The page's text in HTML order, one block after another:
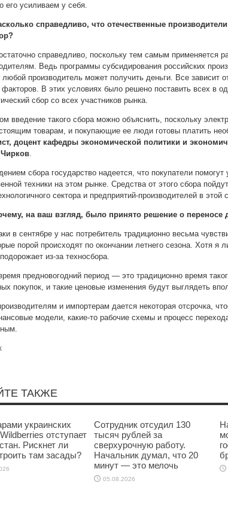
его усиливаем у себя.
справедливо, что отечественные производители
справедливо, поскольку тем самым применяется
Ведь программы субсидирования российских
любой производитель может получить деньги. Все зависит
факторов. В этих условиях было решено поставить всех в
сбор со всех участников рынка.
введение такого сбора можно объяснить, поскольку
товарам, и покупающие ее люди готовы платить
доцент кафедры экономической политики и
.
сбора государство надеется, что покупатели помогут
техники на этом рынке. Средства от этого сбора
сектора и предприятий-производителей в этой
на ваш взгляд, было принято решение о переносе
в сентябре у нас потребитель традиционно весьма
порой происходят по окончании летнего сезона. Хотя я
из-за техносбора.
предновогодний период — это традиционно время
покупок, и такие ценовые изменения будут выглядеть
и импортерам дается некоторая отсрочка,
модели, какие-то рабочие схемы и процесс
ТАКЖЕ
украинских
отступает
Рискнет ли
там засады?
Сотрудник отсудил 130
тысяч рублей за
сверхурочную работу.
Начальник думал, что 20
минут — это мелочь
05.08.2026